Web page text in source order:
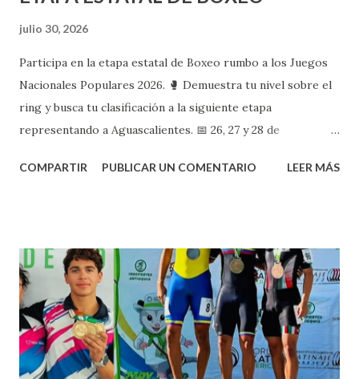
julio 30, 2026
Participa en la etapa estatal de Boxeo rumbo a los Juegos
Nacionales Populares 2026. 🥊 Demuestra tu nivel sobre el
ring y busca tu clasificación a la siguiente etapa
representando a Aguascalientes. 📅 26, 27 y 28 de
Centurias 🗓️ 26 y 27 de septiembre ⏰ Pesaje: 9:00 a.m. ⏰
espacios de competencia para el desarrollo de las y los
atletas del estado. ¡Te esperamos!🥊
COMPARTIR PUBLICAR UN COMENTARIO LEER MÁS